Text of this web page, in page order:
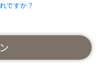
ですか？